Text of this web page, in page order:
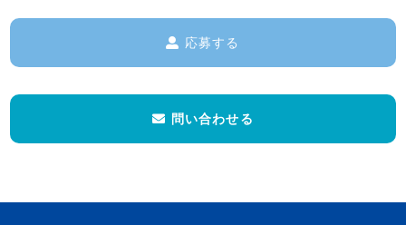
応募する
問い合わせる